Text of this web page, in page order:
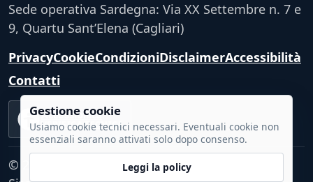
Sede operativa Sardegna: Via XX Settembre n. 7 e
9, Quartu Sant’Elena (Cagliari)
PrivacyCookieCondizioniDisclaimerAccessibilità
Contatti
Accessibilità
VERIFICA TECNICA
© 2026 - Tutti i diritti riservati.
Gestione cookie
Usiamo cookie tecnici necessari. Eventuali cookie non
essenziali saranno attivati solo dopo consenso.
Leggi la policy